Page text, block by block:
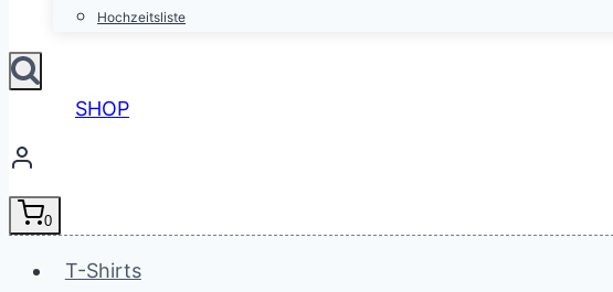
Hochzeitsliste
SHOP
0
T-Shirts